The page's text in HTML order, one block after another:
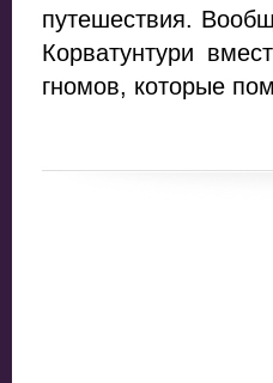
путешествия.
Корватунтури
гномов, которые